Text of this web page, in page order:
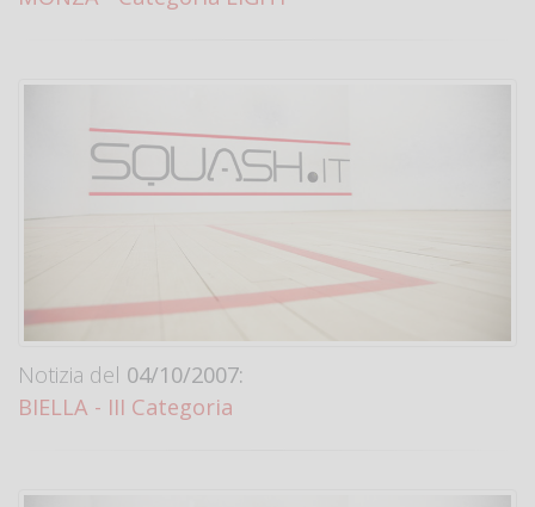
Notizia del 04/10/2007:
BIELLA - III Categoria